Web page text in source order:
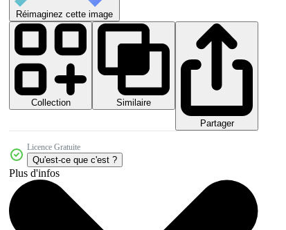
Réimaginez cette image
Collection
Similaire
Partager
Licence Gratuite
Qu'est-ce que c'est ?
Plus d'infos